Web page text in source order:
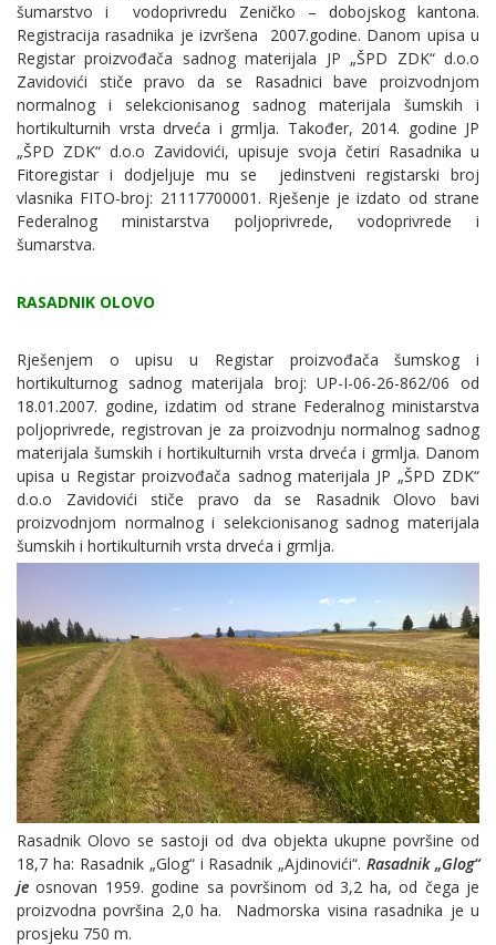
šumarstvo i vodoprivredu Zeničko – dobojskog kantona.
Registracija rasadnika je izvršena 2007.godine. Danom upisa u
Registar proizvođača sadnog materijala JP „ŠPD ZDK“ d.o.o
Zavidovići stiče pravo da se Rasadnici bave proizvodnjom
normalnog i selekcionisanog sadnog materijala šumskih i
hortikulturnih vrsta drveća i grmlja. Također, 2014. godine JP
„ŠPD ZDK“ d.o.o Zavidovići, upisuje svoja četiri Rasadnika u
Fitoregistar i dodjeljuje mu se jedinstveni registarski broj
vlasnika FITO-broj: 21117700001. Rješenje je izdato od strane
Federalnog ministarstva poljoprivrede, vodoprivrede i
šumarstva.
RASADNIK OLOVO
Rješenjem o upisu u Registar proizvođača šumskog i
hortikulturnog sadnog materijala broj: UP-I-06-26-862/06 od
18.01.2007. godine, izdatim od strane Federalnog ministarstva
poljoprivrede, registrovan je za proizvodnju normalnog sadnog
materijala šumskih i hortikulturnih vrsta drveća i grmlja. Danom
upisa u Registar proizvođača sadnog materijala JP „ŠPD ZDK“
d.o.o Zavidovići stiče pravo da se Rasadnik Olovo bavi
proizvodnjom normalnog i selekcionisanog sadnog materijala
šumskih i hortikulturnih vrsta drveća i grmlja.
Rasadnik Olovo se sastoji od dva objekta ukupne površine od
18,7 ha: Rasadnik „Glog“ i Rasadnik „Ajdinovići“.Rasadnik „Glog“
jeosnovan 1959. godine sa površinom od 3,2 ha, od čega je
proizvodna površina 2,0 ha. Nadmorska visina rasadnika je u
prosjeku 750 m.